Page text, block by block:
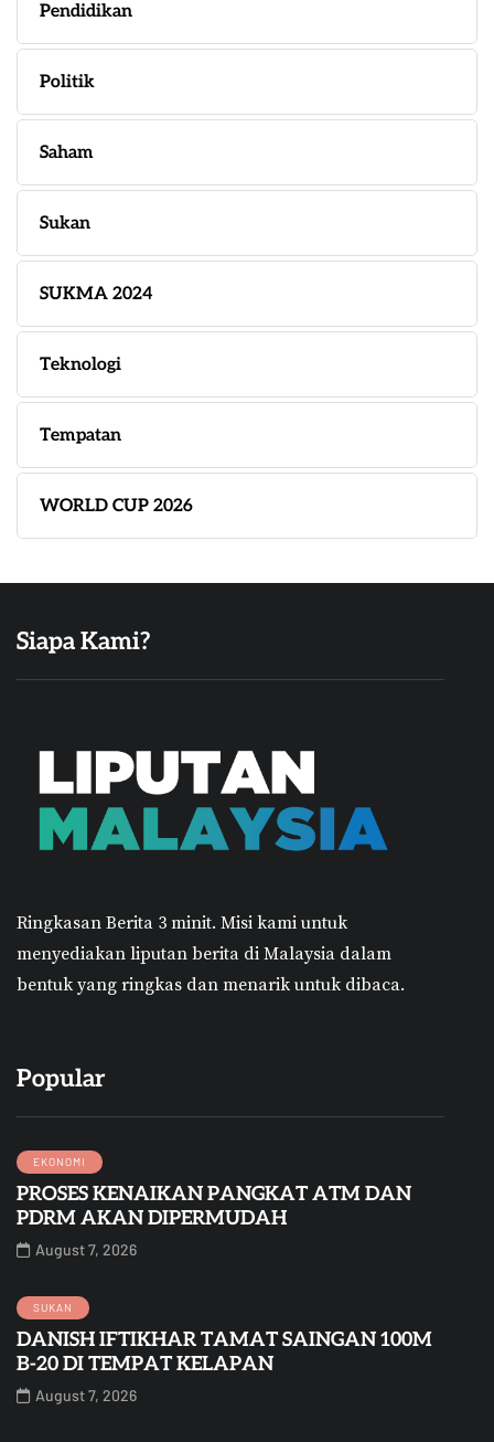
Pendidikan
Politik
Saham
Sukan
SUKMA 2024
Teknologi
Tempatan
WORLD CUP 2026
Siapa Kami?
Ringkasan Berita 3 minit. Misi kami untuk
menyediakan liputan berita di Malaysia dalam
bentuk yang ringkas dan menarik untuk dibaca.
Popular
EKONOMI
PROSES KENAIKAN PANGKAT ATM DAN
PDRM AKAN DIPERMUDAH
August 7, 2026
SUKAN
DANISH IFTIKHAR TAMAT SAINGAN 100M
B-20 DI TEMPAT KELAPAN
August 7, 2026